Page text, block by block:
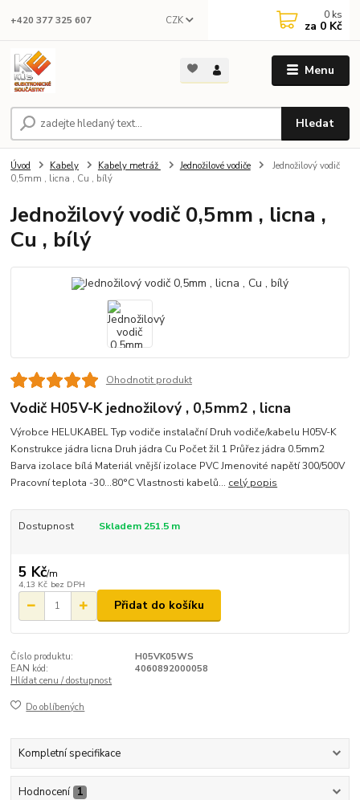
Menu
CZK
Hledat
+420 377 325 607 0 ks
za 0 Kč
Úvod Kabely Kabely metráž Jednožilové vodiče
Jednožilový vodič
0,5mm , licna , Cu , bílý
Jednožilový vodič 0,5mm , licna ,
Cu , bílý
Ohodnotit produkt
Vodič H05V-K jednožilový , 0,5mm2 , licna
Výrobce HELUKABEL Typ vodiče instalační Druh vodiče/kabelu H05V-K
Konstrukce jádra licna Druh jádra Cu Počet žil 1 Průřez jádra 0.5mm2
Barva izolace bílá Materiál vnější izolace PVC Jmenovité napětí 300/500V
Pracovní teplota -30...80°C Vlastnosti kabelů... celý popis
Dostupnost Skladem 251.5 m
5 Kč/m
4,13 Kč bez DPH
Přidat do košíku
Číslo produktu:
H05VK05WS
EAN kód:
4060892000058
Hlídat cenu / dostupnost
Do oblíbených
Kompletní specifikace
Hodnocení 1